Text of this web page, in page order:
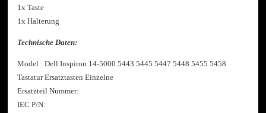
1x Taste
1x Halterung
Technische Daten:
Model : Dell Inspiron 14-5000 5443 5445 5447 5448 5455 5458
Tastatur Ersatztasten Einzelne
Ersatzteil Nummer:
IEC P/N: